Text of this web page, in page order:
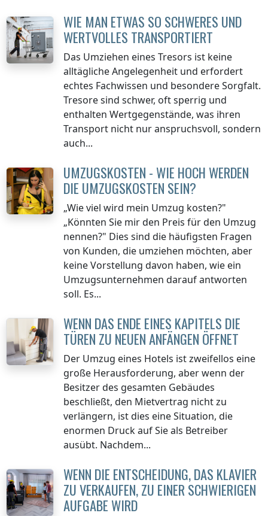
WIE MAN ETWAS SO SCHWERES UND
WERTVOLLES TRANSPORTIERT
Das Umziehen eines Tresors ist keine
alltägliche Angelegenheit und erfordert
echtes Fachwissen und besondere Sorgfalt.
Tresore sind schwer, oft sperrig und
enthalten Wertgegenstände, was ihren
Transport nicht nur anspruchsvoll, sondern
auch...
UMZUGSKOSTEN - WIE HOCH WERDEN
DIE UMZUGSKOSTEN SEIN?
„Wie viel wird mein Umzug kosten?"
„Könnten Sie mir den Preis für den Umzug
nennen?" Dies sind die häufigsten Fragen
von Kunden, die umziehen möchten, aber
keine Vorstellung davon haben, wie ein
Umzugsunternehmen darauf antworten
soll. Es...
WENN DAS ENDE EINES KAPITELS DIE
TÜREN ZU NEUEN ANFÄNGEN ÖFFNET
Der Umzug eines Hotels ist zweifellos eine
große Herausforderung, aber wenn der
Besitzer des gesamten Gebäudes
beschließt, den Mietvertrag nicht zu
verlängern, ist dies eine Situation, die
enormen Druck auf Sie als Betreiber
ausübt. Nachdem...
WENN DIE ENTSCHEIDUNG, DAS KLAVIER
ZU VERKAUFEN, ZU EINER SCHWIERIGEN
AUFGABE WIRD